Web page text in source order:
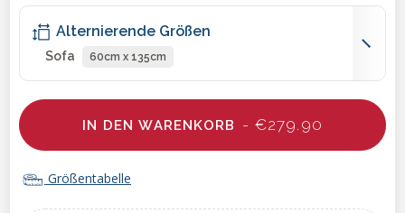
Alternierende Größen
Sofa 60cm x 135cm
IN DEN WARENKORB - €279.90
Größentabelle